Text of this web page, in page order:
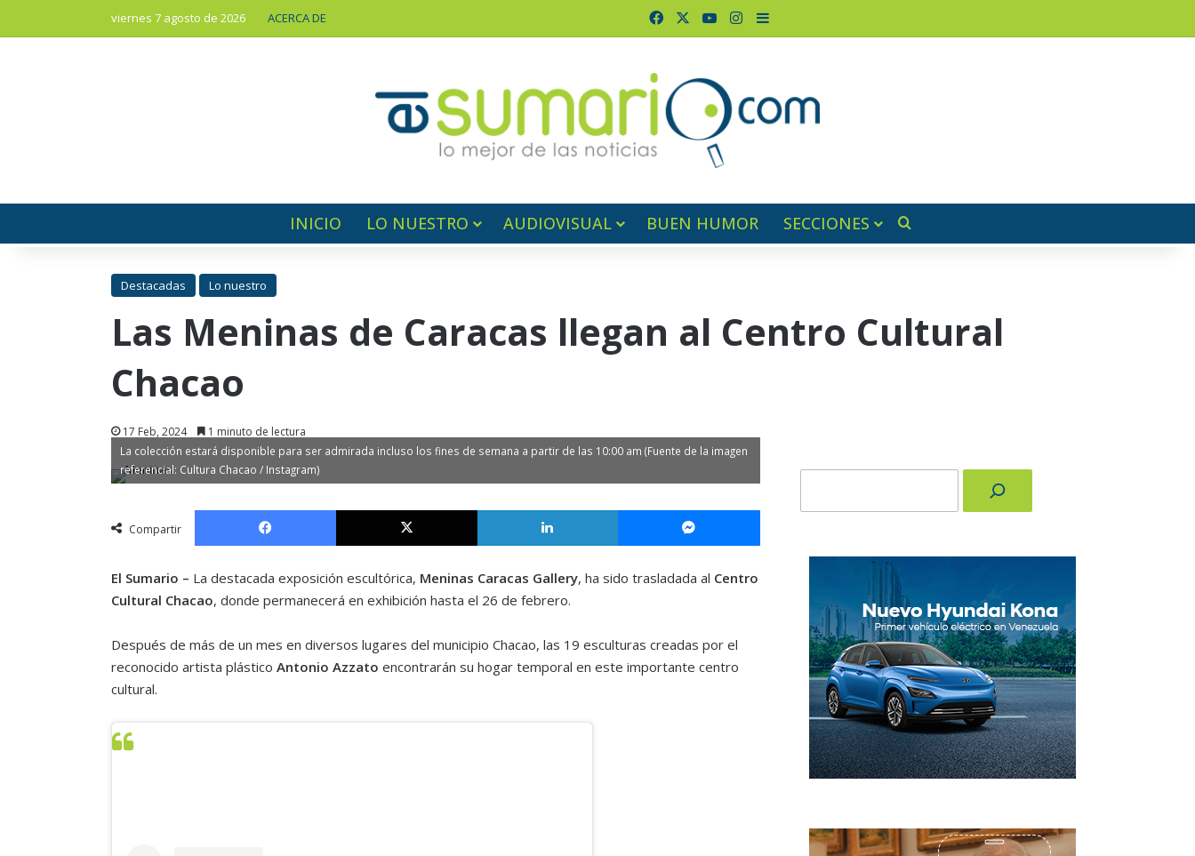
viernes 7 agosto de 2026 ACERCA DE FacebookYouTubeInstagram
Barra lateral
INICIO LO NUESTRO AUDIOVISUAL BUEN HUMOR SECCIONES
Destacadas Lo nuestro
Las Meninas de Caracas llegan al Centro Cultural
Chacao
17 Feb, 2024 1 minuto de lectura
La colección estará disponible para ser admirada incluso los fines de semana a partir de las 10:00 am (Fuente de la imagen
referencial: Cultura Chacao / Instagram)
Compartir
Facebook X LinkedIn Messenger
El Sumario – La destacada exposición escultórica, Meninas Caracas Gallery, ha sido trasladada al Centro
Cultural Chacao, donde permanecerá en exhibición hasta el 26 de febrero.
Después de más de un mes en diversos lugares del municipio Chacao, las 19 esculturas creadas por el
reconocido artista plástico Antonio Azzato encontrarán su hogar temporal en este importante centro
cultural.